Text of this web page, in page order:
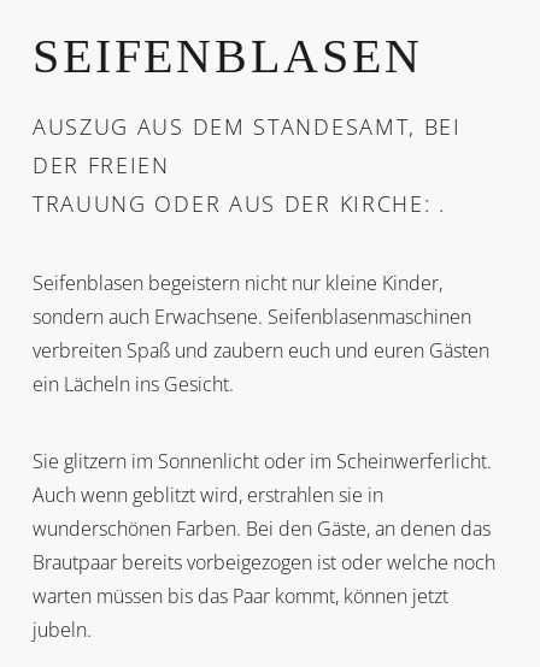
SEIFENBLASEN
AUSZUG AUS DEM STANDESAMT, BEI
DER FREIEN
TRAUUNG ODER AUS DER KIRCHE: .
Seifenblasen begeistern nicht nur kleine Kinder,
sondern auch Erwachsene. Seifenblasenmaschinen
verbreiten Spaß und zaubern euch und euren Gästen
ein Lächeln ins Gesicht.
Sie glitzern im Sonnenlicht oder im Scheinwerferlicht.
Auch wenn geblitzt wird, erstrahlen sie in
wunderschönen Farben. Bei den Gäste, an denen das
Brautpaar bereits vorbeigezogen ist oder welche noch
warten müssen bis das Paar kommt, können jetzt
jubeln.